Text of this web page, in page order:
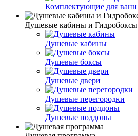
Комплектующие для ванн
Душевые кабины и Гидробоксы
Душевые кабины
Душевые боксы
Душевые двери
Душевые перегородки
Душевые поддоны